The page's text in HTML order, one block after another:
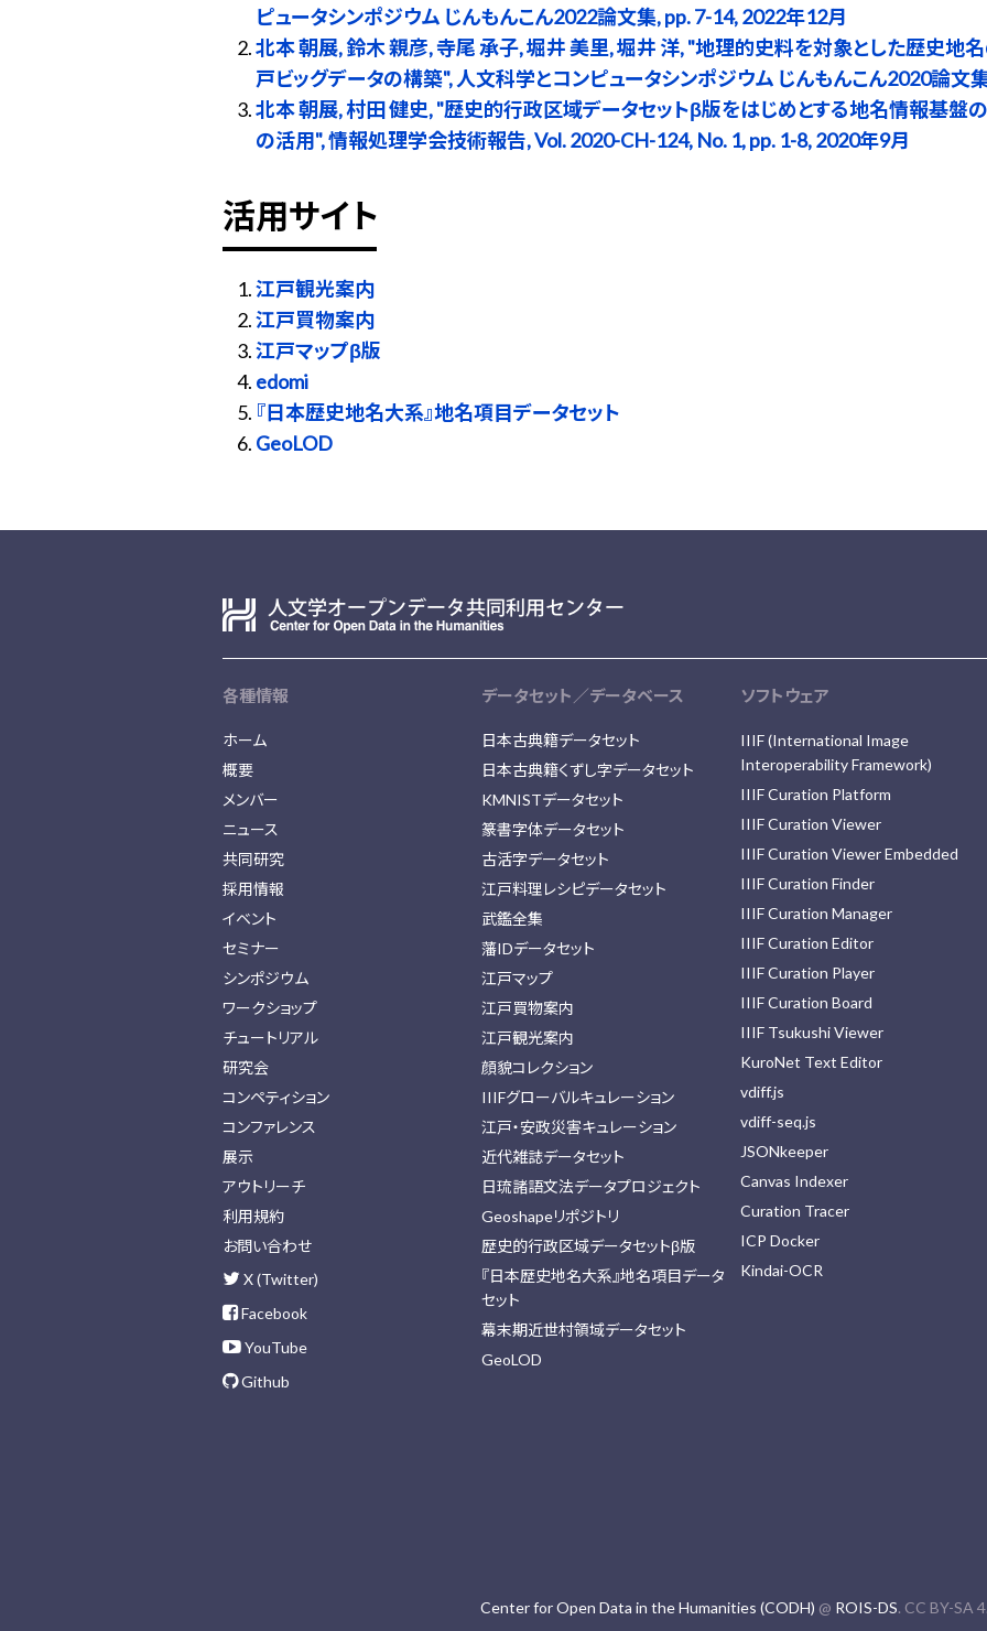
ピュータシンポジウム じんもんこん2022論文集, pp. 7-14, 2022年12月
北本 朝展, 鈴木 親彦, 寺尾 承子, 堀井 美里, 堀井 洋, "地理的史料を対象とした歴史地
戸ビッグデータの構築", 人文科学とコンピュータシンポジウム じんもんこん2020論文
北本 朝展, 村田 健史, "歴史的行政区域データセットβ版をはじめとする地名情報基盤
の活用", 情報処理学会技術報告, Vol. 2020-CH-124, No. 1, pp. 1-8, 2020年9月
活用サイト
江戸観光案内
江戸買物案内
江戸マップβ版
edomi
『日本歴史地名大系』地名項目データセット
GeoLOD
各種情報
ホーム
概要
メンバー
ニュース
共同研究
採用情報
イベント
セミナー
シンポジウム
ワークショップ
チュートリアル
研究会
コンペティション
コンファレンス
展示
アウトリーチ
利用規約
お問い合わせ
X (Twitter)
Facebook
YouTube
Github
データセット／データベース
日本古典籍データセット
日本古典籍くずし字データセット
KMNISTデータセット
篆書字体データセット
古活字データセット
江戸料理レシピデータセット
武鑑全集
藩IDデータセット
江戸マップ
江戸買物案内
江戸観光案内
顔貌コレクション
IIIFグローバルキュレーション
江戸・安政災害キュレーション
近代雑誌データセット
日琉諸語文法データプロジェクト
Geoshapeリポジトリ
歴史的行政区域データセットβ版
『日本歴史地名大系』地名項目データ
セット
幕末期近世村領域データセット
GeoLOD
ソフトウェア
IIIF (International Image
Interoperability Framework)
IIIF Curation Platform
IIIF Curation Viewer
IIIF Curation Viewer Embedded
IIIF Curation Finder
IIIF Curation Manager
IIIF Curation Editor
IIIF Curation Player
IIIF Curation Board
IIIF Tsukushi Viewer
KuroNet Text Editor
vdiff.js
vdiff-seq.js
JSONkeeper
Canvas Indexer
Curation Tracer
ICP Docker
Kindai-OCR
Center for Open Data in the Humanities (CODH) @ ROIS-DS. CC BY-SA